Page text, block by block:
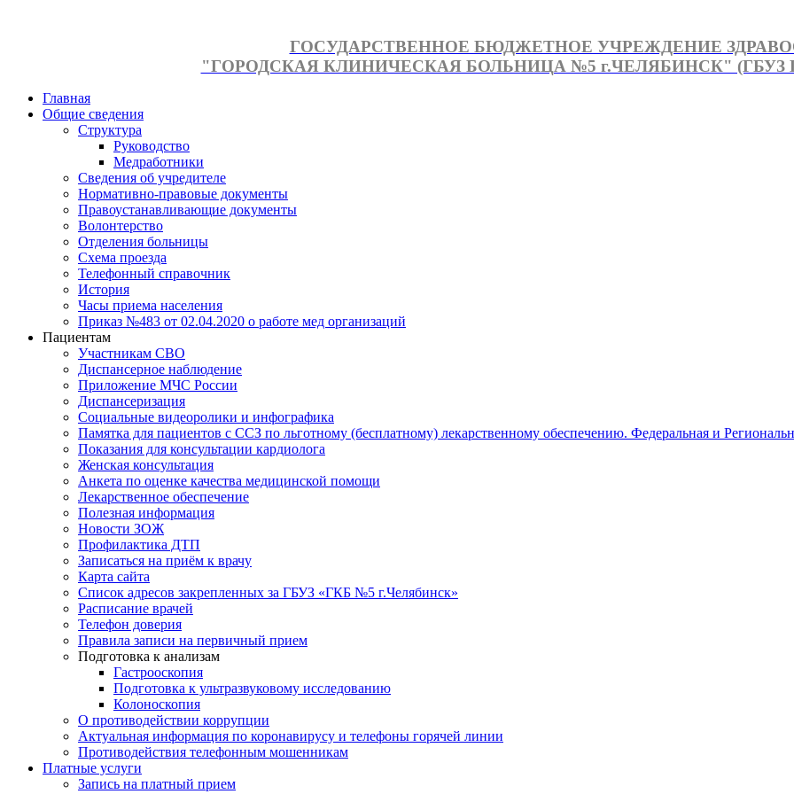
ГОСУДАРСТВЕННОЕ БЮДЖЕТНОЕ УЧРЕЖДЕНИЕ
"ГОРОДСКАЯ КЛИНИЧЕСКАЯ БОЛЬНИЦА №5 г.ЧЕЛЯБИНСК" (ГБУЗ
Главная
Общие сведения
Структура
Руководство
Медработники
Сведения об учредителе
Нормативно-правовые документы
Правоустанавливающие документы
Волонтерство
Отделения больницы
Схема проезда
Телефонный справочник
История
Часы приема населения
Приказ №483 от 02.04.2020 о работе мед организаций
Пациентам
Участникам СВО
Диспансерное наблюдение
Приложение МЧС России
Диспансеризация
Социальные видеоролики и инфографика
Памятка для пациентов с ССЗ по льготному (бесплатному) лекарственному обеспечению. Федеральная и
Показания для консультации кардиолога
Женская консультация
Анкета по оценке качества медицинской помощи
Лекарственное обеспечение
Полезная информация
Новости ЗОЖ
Профилактика ДТП
Записаться на приём к врачу
Карта сайта
Список адресов закрепленных за ГБУЗ «ГКБ №5 г.Челябинск»
Расписание врачей
Телефон доверия
Правила записи на первичный прием
Подготовка к анализам
Гастрооскопия
Подготовка к ультразвуковому исследованию
Колоноскопия
О противодействии коррупции
Актуальная информация по коронавирусу и телефоны горячей линии
Противодействия телефонным мошенникам
Платные услуги
Запись на платный прием